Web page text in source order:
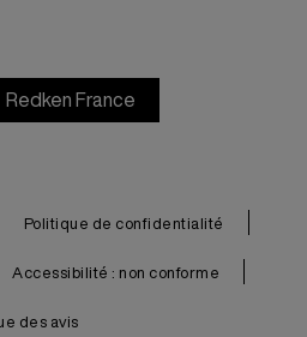
Redken France
Politique de confidentialité
Accessibilité : non conforme
des avis